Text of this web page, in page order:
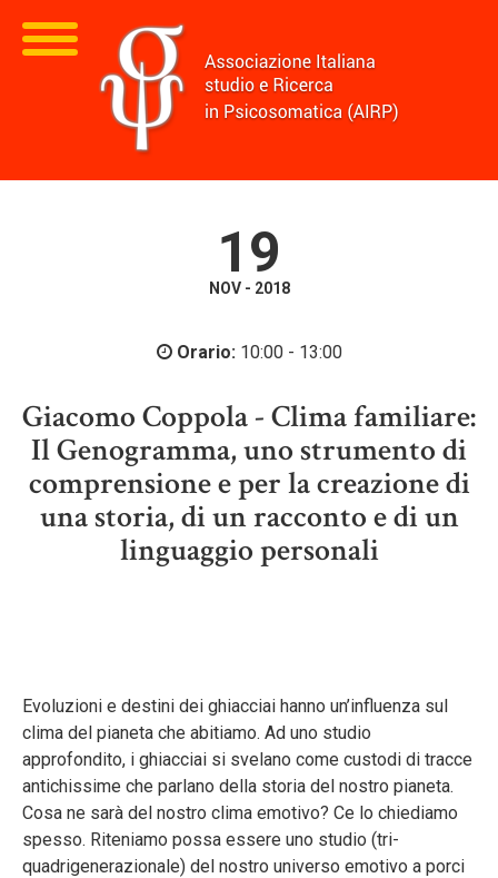
19
NOV - 2018
Orario:10:00 - 13:00
Giacomo Coppola - Clima familiare:
Il Genogramma, uno strumento di
comprensione e per la creazione di
una storia, di un racconto e di un
linguaggio personali
Evoluzioni e destini dei ghiacciai hanno un’influenza sul
clima del pianeta che abitiamo. Ad uno studio
approfondito, i ghiacciai si svelano come custodi di tracce
antichissime che parlano della storia del nostro pianeta.
Cosa ne sarà del nostro clima emotivo? Ce lo chiediamo
spesso. Riteniamo possa essere uno studio (tri-
quadrigenerazionale) del nostro universo emotivo a porci